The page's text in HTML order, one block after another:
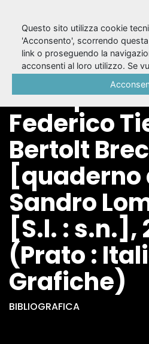
Antigone
uno
Federico
Bertolt
[quaderno
Sandro
[S.l. : s.n.],
(Prato :
Grafiche)
BIBLIOGRAFICA
Questo sito utilizza cookie
'Acconsento', scorrendo
link o proseguendo la
acconsenti al loro utilizzo. Se